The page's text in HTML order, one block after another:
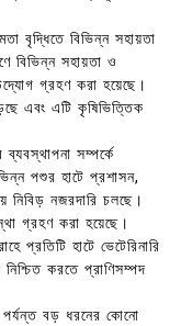
বৃদ্ধিতে বিভিন্ন সহায়তা
বিভিন্ন সহায়তা ও
গ্রহণ করা হয়েছে।
এবং এটি কৃষিভিত্তিক
ব্যবস্থাপনা সম্পর্কে
পশুর হাটে প্রশাসন,
নিবিড় নজরদারি চলছে।
গ্রহণ করা হয়েছে।
প্রতিটি হাটে ভেটেরিনারি
করতে প্রাণিসম্পদ
পর্যন্ত বড় ধরনের কোনো